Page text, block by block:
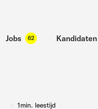
Jobs 62 Kandidaten
1min. leestijd